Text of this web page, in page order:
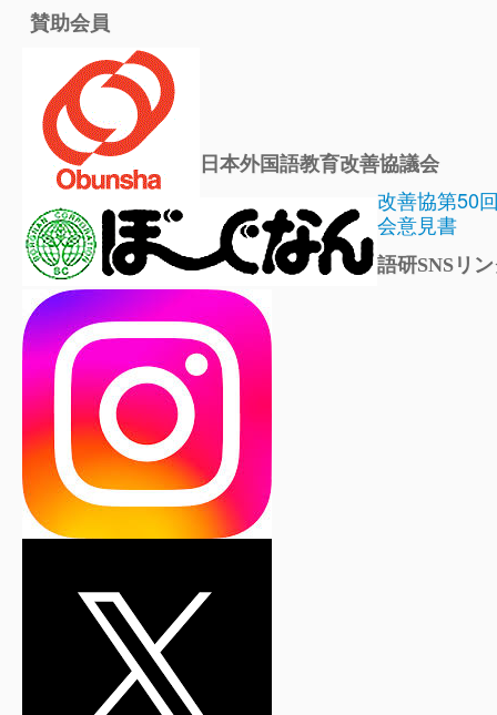
賛助会員
日本外国語教育改善協議会
改善協第50
会意見書
語研SNSリ